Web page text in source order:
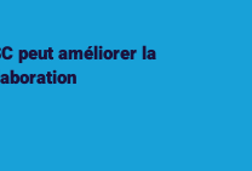
peut améliorer la